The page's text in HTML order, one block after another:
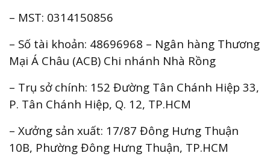
– MST: 0314150856
– Số tài khoản: 48696968 – Ngân hàng Thương
Mại Á Châu (ACB) Chi nhánh Nhà Rồng
– Trụ sở chính: 152 Đường Tân Chánh Hiệp 33,
P. Tân Chánh Hiệp, Q. 12, TP.HCM
– Xưởng sản xuất: 17/87 Đông Hưng Thuận
10B, Phường Đông Hưng Thuận, TP.HCM